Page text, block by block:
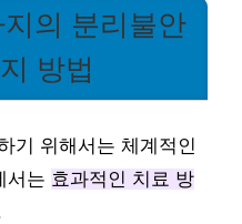
의 분리불안
방법
기 위해서는 체계적인
서는 효과적인 치료 방